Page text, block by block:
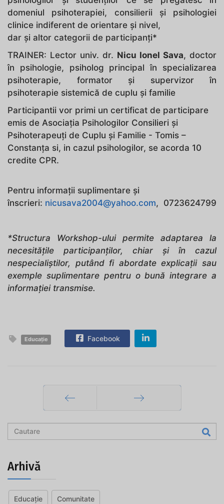
domeniul psihoterapiei, consilierii și psihologiei
clinice indiferent de orientare și nivel,
dar și altor categorii de participanți*
TRAINER: Lector univ. dr. Nicu Ionel Sava, doctor
în psihologie, psiholog principal în specializarea
psihoterapie, formator și supervizor în
psihoterapie sistemică de cuplu și familie
Participantii vor primi un certificat de participare
emis de Asociația Psihologilor Consilieri şi
Psihoterapeuți de Cuplu şi Familie - Tomis –
Constanța si, in cazul psihologilor, se acorda 10
credite CPR.
Pentru informații suplimentare și
înscrieri: nicusava2004@yahoo.com, 0723624799
*Structura Workshop-ului permite adaptarea la
necesitățile participanților, chiar și în cazul
nespecialiștilor, putând fi abordate explicații sau
exemple suplimentare pentru o bună integrare a
informației transmise.
Educație Facebook
Prec Mai departe
Arhivă
Educație Comunitate